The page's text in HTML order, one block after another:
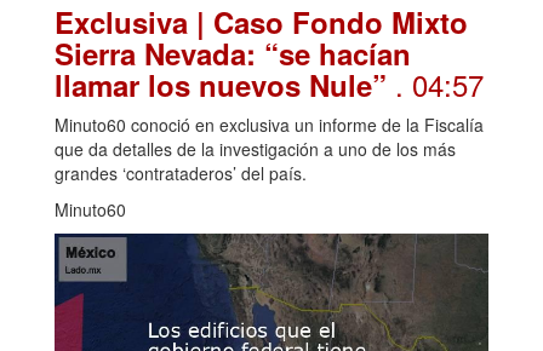
Exclusiva | Caso Fondo Mixto
Sierra Nevada: “se hacían
llamar los nuevos Nule” . 04:57
Minuto60 conoció en exclusiva un informe de la Fiscalía
que da detalles de la investigación a uno de los más
grandes ‘contrataderos’ del país.
Minuto60